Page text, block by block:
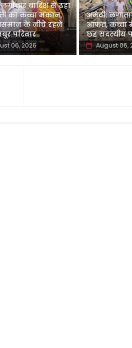
बारिश से ढहा
का कच्चा मकान,
के नीचे रहने
परिवार
06, 2026
अमेठी:
आफत, कच्चा
छह सदस्यीय
August 06,